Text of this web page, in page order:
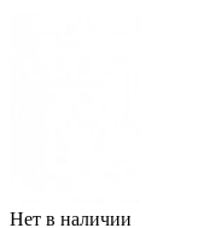
Нет в наличии